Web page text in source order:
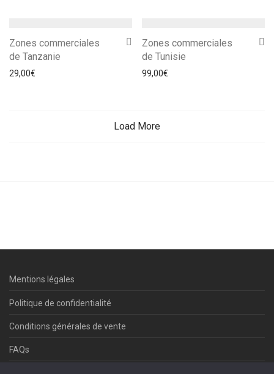
Zones commerciales
de Tanzanie
29,00€
Zones commerciales
de Tunisie
99,00€
Load More
Mentions légales
Politique de confidentialité
Conditions générales de vente
FAQs